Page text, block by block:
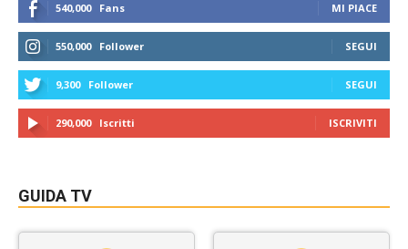
540,000 Fans MI PIACE
550,000 Follower SEGUI
9,300 Follower SEGUI
290,000 Iscritti ISCRIVITI
GUIDA TV